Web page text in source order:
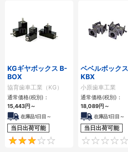
KGギヤボックス B-
BOX
協育歯車工業（KG）
通常価格(税別)：
15,443円～
在庫品1日目～
当日出荷可能
3
ベベルボック
KBX
小原歯車工業
通常価格(税別)：
18,089円～
在庫品1日目～
当日出荷可能